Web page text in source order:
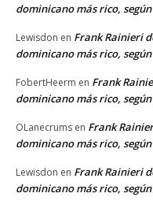
dominicano más rico,
Lewisdon en Frank Rainieri
dominicano más rico,
FobertHeerm en Frank
dominicano más rico,
OLanecrums en Frank
dominicano más rico,
Lewisdon en Frank Rainieri
dominicano más rico,